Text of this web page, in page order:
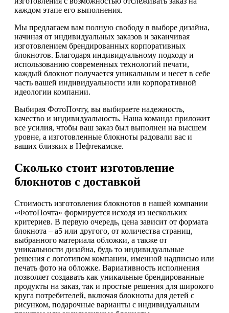
каждом этапе его выполнения.
Мы предлагаем вам полную свободу в выборе дизайна,
начиная от индивидуальных заказов и заканчивая
изготовлением брендированных корпоративных
блокнотов. Благодаря индивидуальному подходу и
использованию современных технологий печати,
каждый блокнот получается уникальным и несет в себе
часть вашей индивидуальности или корпоративной
идеологии компании.
Выбирая ФотоПочту, вы выбираете надежность,
качество и индивидуальность. Наша команда приложит
все усилия, чтобы ваш заказ был выполнен на высшем
уровне, а изготовленные блокноты радовали вас и
ваших близких в Нефтекамске.
Сколько стоит изготовление
блокнотов с доставкой
Стоимость изготовления блокнотов в нашей компании
«ФотоПочта» формируется исходя из нескольких
критериев. В первую очередь, цена зависит от формата
блокнота – а5 или другого, от количества страниц,
выбранного материала обложки, а также от
уникальности дизайна, будь то индивидуальные
решения с логотипом компании, именной надписью или
печать фото на обложке. Вариативность исполнения
позволяет создавать как уникальные брендированные
продукты на заказ, так и простые решения для широкого
круга потребителей, включая блокноты для детей с
рисунком, подарочные варианты с индивидуальным